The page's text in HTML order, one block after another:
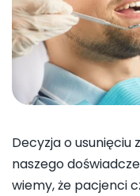
Decyzja o usunięciu
naszego
wiemy, że pacjenci